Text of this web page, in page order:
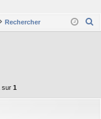
ne
Rechercher
c
sur 1